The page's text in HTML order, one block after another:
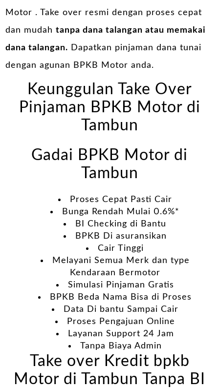
Motor . Take over resmi dengan proses cepat
dan mudahtanpa dana talangan atau memakai
dana talangan. Dapatkan pinjaman dana tunai
dengan agunan BPKB Motor anda.
Keunggulan Take Over
Pinjaman BPKB Motor di
Tambun
Gadai BPKB Motor di
Tambun
Proses Cepat Pasti Cair
Bunga Rendah Mulai 0.6%*
BI Checking di Bantu
BPKB Di asuransikan
Cair Tinggi
Melayani Semua Merk dan type
Kendaraan Bermotor
Simulasi Pinjaman Gratis
BPKB Beda Nama Bisa di Proses
Data Di bantu Sampai Cair
Proses Pengajuan Online
Layanan Support 24 Jam
Tanpa Biaya Admin
Take over Kredit bpkb
Motor di Tambun Tanpa BI